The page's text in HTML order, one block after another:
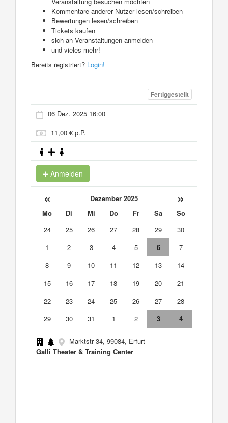
Kommentare anderer Nutzer lesen/schreiben
Bewertungen lesen/schreiben
Tickets kaufen
sich an Veranstaltungen anmelden
und vieles mehr!
Bereits registriert? Login!
Fertiggestellt
06 Dez. 2025 16:00
11,00 € p.P.
Anmelden
« Dezember 2025 »
Mo Di Mi Do Fr Sa
So
24
25 26 27 28 29
30
1
2 3 4 5 6
7
8
9 10 11 12 13
14
15
16 17 18 19 20
21
22
23 24 25 26 27
28
29
30 31 1 2 3 4
Marktstr 34, 99084, Erfurt
Galli Theater & Training Center